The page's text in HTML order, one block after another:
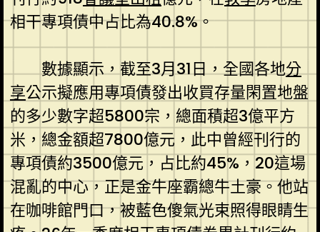
相干專項債中占比為40.8%。
數據顯示，截至3月31日，全國各地分
享公示擬應用專項債發出收買存量閑置地盤
的多少數字超5800宗，總面積超3億平方
米，總金額超7800億元，此中曾經刊行的
專項債約3500億元，占比約45%，20這場
混亂的中心，正是金牛座霸總牛土豪。他站
在咖啡館門口，被藍色傻氣光束照得眼睛生